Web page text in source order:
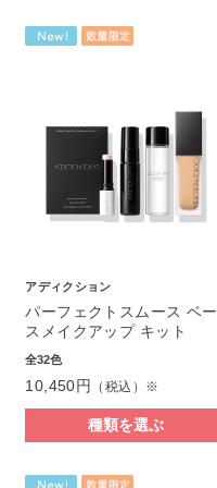
アディクション
パーフェクトスムース ベー
スメイクアップ キット
全32色
10,450円 （税込）※
種類を選ぶ